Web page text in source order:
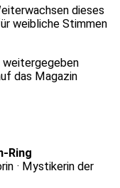
dieses
weibliche Stimmen
weitergegeben
das Magazin
Ring
· Mystikerin der